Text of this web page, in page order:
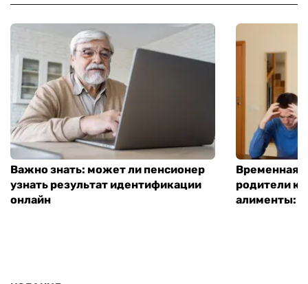
Важно знать: может ли пенсионер
узнать результат идентификации
онлайн
Временная
родители
алименты: